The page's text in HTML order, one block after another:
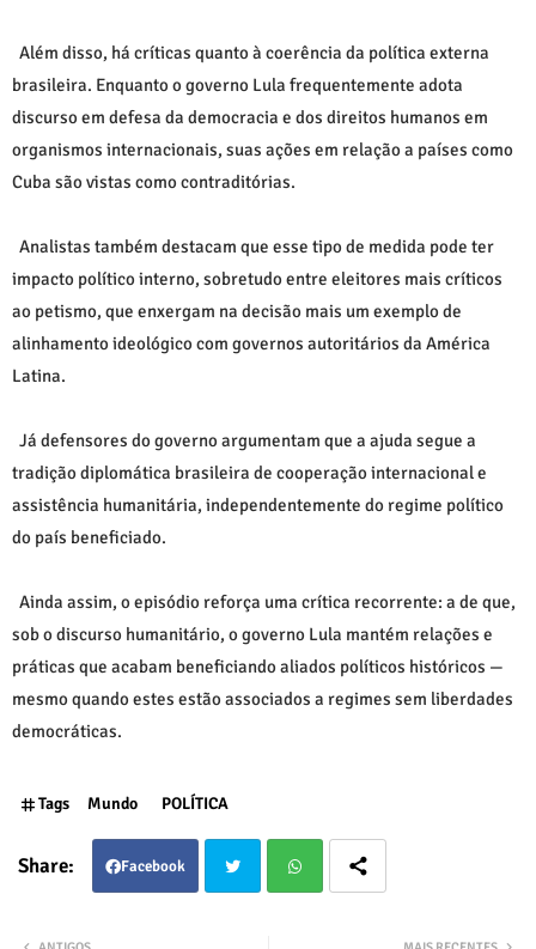
Além disso, há críticas quanto à coerência da política externa
brasileira. Enquanto o governo Lula frequentemente adota
discurso em defesa da democracia e dos direitos humanos em
organismos internacionais, suas ações em relação a países como
Cuba são vistas como contraditórias.
Analistas também destacam que esse tipo de medida pode ter
impacto político interno, sobretudo entre eleitores mais críticos
ao petismo, que enxergam na decisão mais um exemplo de
alinhamento ideológico com governos autoritários da América
Latina.
Já defensores do governo argumentam que a ajuda segue a
tradição diplomática brasileira de cooperação internacional e
assistência humanitária, independentemente do regime político
do país beneficiado.
Ainda assim, o episódio reforça uma crítica recorrente: a de que,
sob o discurso humanitário, o governo Lula mantém relações e
práticas que acabam beneficiando aliados políticos históricos —
mesmo quando estes estão associados a regimes sem liberdades
democráticas.
Tags Mundo POLÍTICA
Facebook